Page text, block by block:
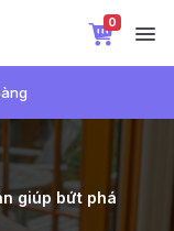
0
giúp bứt phá